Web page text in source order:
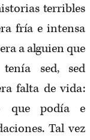
terribles
fría e intensa
a alguien que
sed, sed
falta de vida:
que podía e
Tal vez